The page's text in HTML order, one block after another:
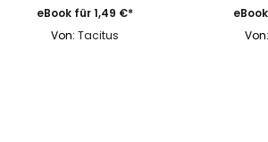
eBook für1,49 €*
Von:Tacitus
Von: